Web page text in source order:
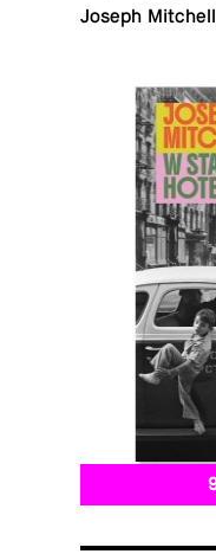
Joseph Mitchell